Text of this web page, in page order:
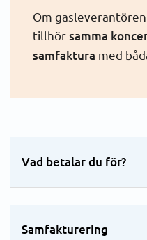
Gasfaktura
Gasnätsfaktura
Betalning
Om
tillhörsamma
samfaktura med
Vad betalar du för?
Samfakturering